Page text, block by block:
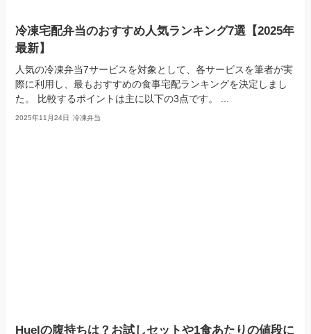
冷凍宅配弁当のおすすめ人気ランキング7選【2025年
最新】
人気の冷凍弁当7サービスを対象として、各サービスを筆者が実
際に利用し、最もおすすめの食事宅配ランキングを決定しまし
た。 比較するポイントは主に以下の3点です。 ...
2025年11月24日 冷凍弁当
Huelの腹持ちは？お試しセットや1食あたりの値段に